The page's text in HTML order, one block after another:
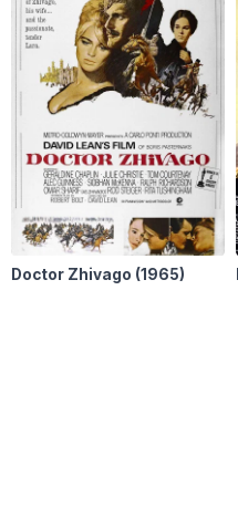
Doctor Zhivago (1965)